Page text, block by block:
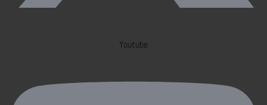
Youtube